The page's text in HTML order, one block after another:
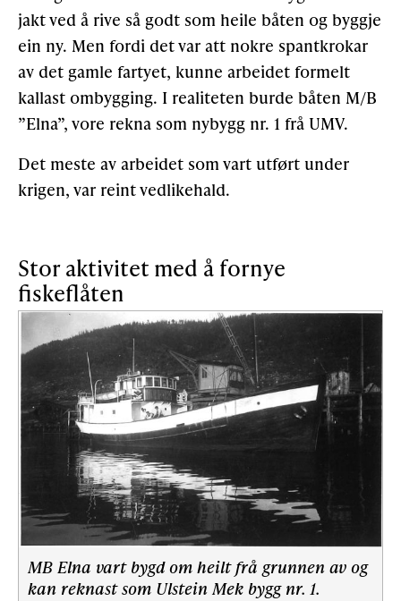
jakt ved å rive så godt som heile båten og byggje
ein ny. Men fordi det var att nokre spantkrokar
av det gamle fartyet, kunne arbeidet formelt
kallast ombygging. I realiteten burde båten M/B
”Elna”, vore rekna som nybygg nr. 1 frå UMV.
Det meste av arbeidet som vart utført under
krigen, var reint vedlikehald.
Stor aktivitet med å fornye
fiskeflåten
MB Elna vart bygd om heilt frå grunnen av og
kan reknast som Ulstein Mek bygg nr. 1.